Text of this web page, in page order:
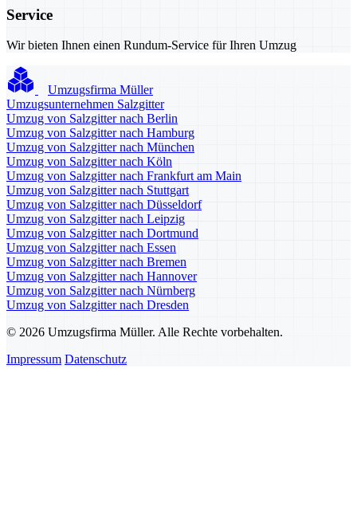
Service
Wir bieten Ihnen einen Rundum-Service für Ihren Umzug
Umzugsfirma Müller
Umzugsunternehmen Salzgitter
Umzug von Salzgitter nach Berlin
Umzug von Salzgitter nach Hamburg
Umzug von Salzgitter nach München
Umzug von Salzgitter nach Köln
Umzug von Salzgitter nach Frankfurt am Main
Umzug von Salzgitter nach Stuttgart
Umzug von Salzgitter nach Düsseldorf
Umzug von Salzgitter nach Leipzig
Umzug von Salzgitter nach Dortmund
Umzug von Salzgitter nach Essen
Umzug von Salzgitter nach Bremen
Umzug von Salzgitter nach Hannover
Umzug von Salzgitter nach Nürnberg
Umzug von Salzgitter nach Dresden
© 2026 Umzugsfirma Müller. Alle Rechte vorbehalten.
Impressum Datenschutz